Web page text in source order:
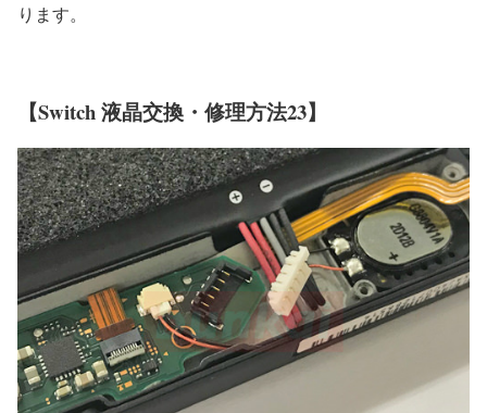
ります。
【Switch 液晶交換・修理方法23】